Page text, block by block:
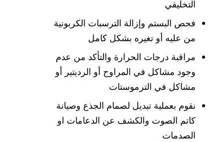
التخليقي
فحص البستم وإزالة الترسبات الكربونية
من عليه أو تغيره بشكل كامل
مراقبة درجات الحرارة والتأكد من عدم
وجود مشاكل في المراوح أو الرديتير أو
مشاكل في الترموستات
نقوم بعملية تبديل لصمام الجذع وصيانة
كاتم الصوت والكشف عن الدعامات او
الصدمات